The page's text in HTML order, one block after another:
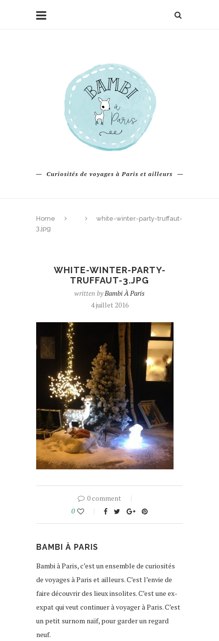
Curiosités de voyages à Paris et ailleurs
Home
white-winter-party-truffaut-
3.jpg
WHITE-WINTER-PARTY-
TRUFFAUT-3.JPG
written byBambi À Paris
4 juillet 2016
0 comment
0
BAMBI À PARIS
Bambi à Paris, c’est un ensemble de curiosités
de voyages à Paris et ailleurs. C’est l’envie de
faire découvrir des lieux insolites. C’est une ex-
expat qui veut continuer à voyager à Paris. C’est
un petit surnom naïf, pour garder un regard
neuf.